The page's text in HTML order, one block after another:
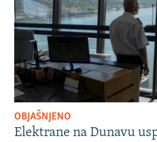
OBJAŠNJENO
Elektrane na Dunavu